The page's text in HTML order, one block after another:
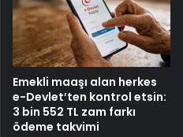
Emekli maaşı alan herkes
e-Devlet’ten kontrol etsin:
3 bin 552 TL zam farkı
ödeme takvimi